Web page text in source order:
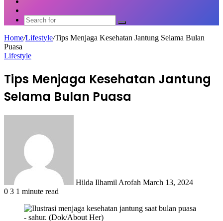
skin
Search
Home/Lifestyle/Tips Menjaga Kesehatan Jantung Selama Bulan
Puasa
Lifestyle
Tips Menjaga Kesehatan Jantung
Selama Bulan Puasa
Hilda Ilhamil Arofah March 13, 2024
0 3 1 minute read